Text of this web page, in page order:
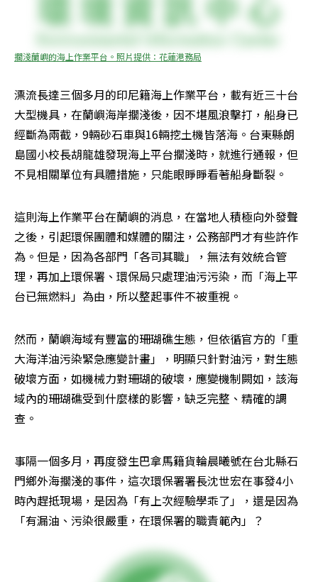
擱淺蘭嶼的海上作業平台。照片提供：花蓮港務局
漂流長達三個多月的印尼籍海上作業平台，載有近三十台
大型機具，在蘭嶼海岸擱淺後，因不堪風浪擊打，船身已
經斷為兩截，9輛砂石車與16輛挖土機皆落海。台東縣朗
島國小校長胡龍雄發現海上平台擱淺時，就進行通報，但
不見相關單位有具體措施，只能眼睜睜看著船身斷裂。
這則海上作業平台在蘭嶼的消息，在當地人積極向外發聲
之後，引起環保團體和媒體的關注，公務部門才有些許作
為。但是，因為各部門「各司其職」，無法有效統合管
理，再加上環保署、環保局只處理油污污染，而「海上平
台已無燃料」為由，所以整起事件不被重視。
然而，蘭嶼海域有豐富的珊瑚礁生態，但依循官方的「重
大海洋油污染緊急應變計畫」，明顯只針對油污，對生態
破壞方面，如機械力對珊瑚的破壞，應變機制闕如，該海
域內的珊瑚礁受到什麼樣的影響，缺乏完整、精確的調
查。
事隔一個多月，再度發生巴拿馬籍貨輪晨曦號在台北縣石
門鄉外海擱淺的事件，這次環保署署長沈世宏在事發4小
時內趕抵現場，是因為「有上次經驗學乖了」，還是因為
「有漏油、污染很嚴重，在環保署的職責範內」？